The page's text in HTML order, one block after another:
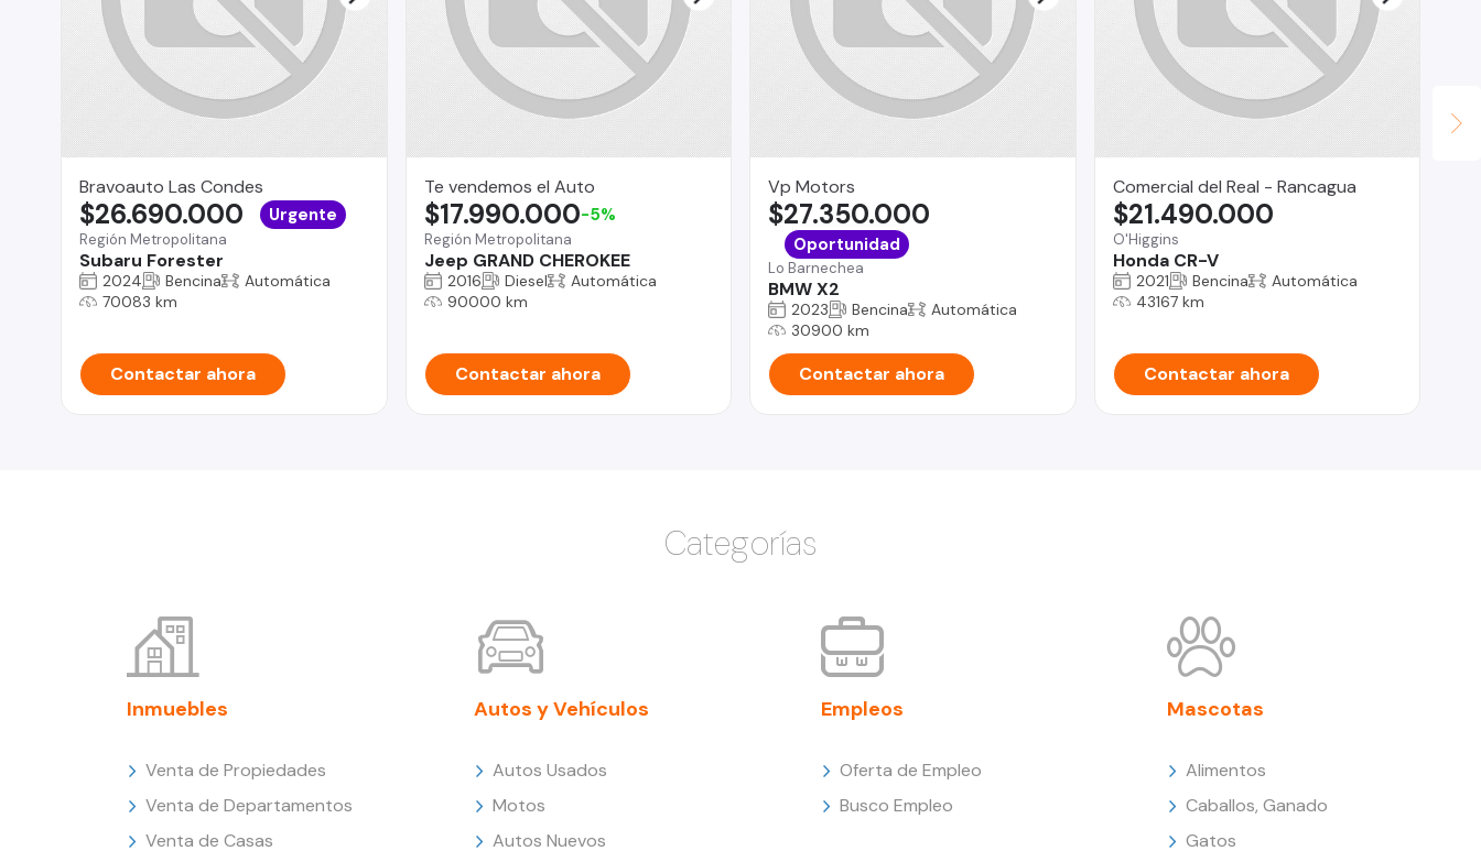
Bravoauto Las Condes
Región Metropolitana
Subaru Forester
$26.690.000 Urgente
2024 Bencina
Automática
70083 km
Contactar ahora
Te vendemos el Auto
Región Metropolitana
Jeep GRAND CHEROKEE
$17.990.000-5%
2016 Diesel
Automática
90000 km
Contactar ahora
Vp Motors
Lo Barnechea
BMW X2
$27.350.000
Oportunidad
2023 Bencina
Automática
30900 km
Contactar ahora
Comercial del Real - Rancagua
O'Higgins
Honda CR-V
$21.490.000
2021 Bencina
Automática
43167 km
Contactar ahora
Categorías
Inmuebles
Venta de Propiedades
Venta de Departamentos
Venta de Casas
Autos y Vehículos
Autos Usados
Motos
Autos Nuevos
Empleos
Oferta de Empleo
Busco Empleo
Mascotas
Alimentos
Caballos, Ganado
Gatos